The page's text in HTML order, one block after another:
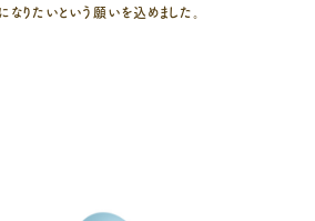
りたいという願いを込めました。